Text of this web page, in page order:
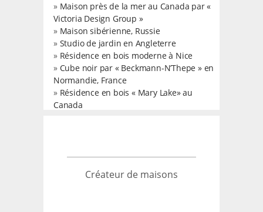
» Maison près de la mer au Canada par «
Victoria Design Group »
» Maison sibérienne, Russie
» Studio de jardin en Angleterre
» Résidence en bois moderne à Nice
» Cube noir par « Beckmann-N’Thepe » en
Normandie, France
» Résidence en bois « Mary Lake» au
Canada
Créateur de maisons